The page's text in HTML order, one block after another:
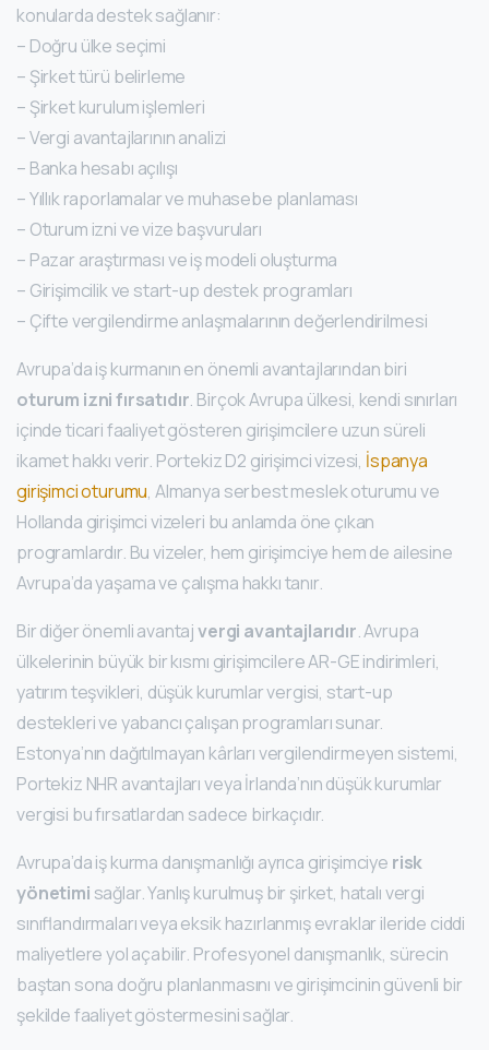
konularda destek sağlanır:
– Doğru ülke seçimi
– Şirket türü belirleme
– Şirket kurulum işlemleri
– Vergi avantajlarının analizi
– Banka hesabı açılışı
– Yıllık raporlamalar ve muhasebe planlaması
– Oturum izni ve vize başvuruları
– Pazar araştırması ve iş modeli oluşturma
– Girişimcilik ve start-up destek programları
– Çifte vergilendirme anlaşmalarının değerlendirilmesi
Avrupa’da iş kurmanın en önemli avantajlarından biri
oturum izni fırsatıdır. Birçok Avrupa ülkesi, kendi sınırları
içinde ticari faaliyet gösteren girişimcilere uzun süreli
ikamet hakkı verir. Portekiz D2 girişimci vizesi, İspanya
girişimci oturumu, Almanya serbest meslek oturumu ve
Hollanda girişimci vizeleri bu anlamda öne çıkan
programlardır. Bu vizeler, hem girişimciye hem de ailesine
Avrupa’da yaşama ve çalışma hakkı tanır.
Bir diğer önemli avantajvergi avantajlarıdır. Avrupa
ülkelerinin büyük bir kısmı girişimcilere AR-GE indirimleri,
yatırım teşvikleri, düşük kurumlar vergisi, start-up
destekleri ve yabancı çalışan programları sunar.
Estonya’nın dağıtılmayan kârları vergilendirmeyen sistemi,
Portekiz NHR avantajları veya İrlanda’nın düşük kurumlar
vergisi bu fırsatlardan sadece birkaçıdır.
Avrupa’da iş kurma danışmanlığı ayrıca girişimciye risk
yönetimi sağlar. Yanlış kurulmuş bir şirket, hatalı vergi
sınıflandırmaları veya eksik hazırlanmış evraklar ileride ciddi
maliyetlere yol açabilir. Profesyonel danışmanlık, sürecin
baştan sona doğru planlanmasını ve girişimcinin güvenli bir
şekilde faaliyet göstermesini sağlar.